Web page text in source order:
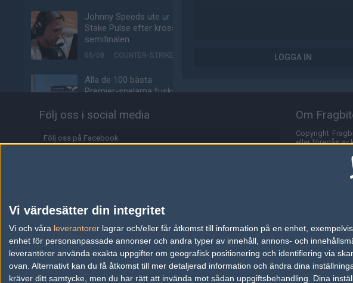
Vi värdesätter din integritet
Vi och våra leverantorer lagrar och/eller får åtkomst till information på en enhet,
enhet för personanpassade annonser och andra typer av innehåll, annons- och
leverantörer använda exakta uppgifter om geografisk positionering och identifiering via
ovan. Alternativt kan du få åtkomst till mer detaljerad information och ändra dina
kräver ditt samtycke, men du har rätt att invända mot sådan uppgiftsbehandling. Dina
Johnny Speeds ute ur
Stake Pulse efter kross i
semifinalen
05/08 COUNTER-STRIKE
Alla de 100 bästa
Premier-spelarna fuskar
05/08 COUNTER-STRIKE
Valves nya VR-
Tonåring släppte
skämtspel för 1 900 kr –
tjänade miljoner
04/08 ALLA SEKTIONER
Media: jL klar för Vitality
– hoppar in för nyblivna
LOGGA IN
Följ oss i social media
Följ oss på Facebook
Information
Annonsering
Copyright och Privacy Policy
Om
Copyright
eller föregås av
Alla åsikter
Fragbite
omröstningar
besöka